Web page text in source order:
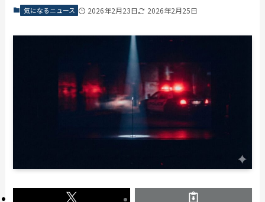
気になるニュース 2026年2月23日 2026年2月25日